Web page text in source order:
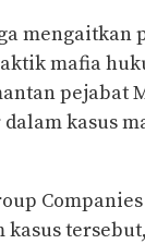
mengaitkan
mafia
pejabat
kasus